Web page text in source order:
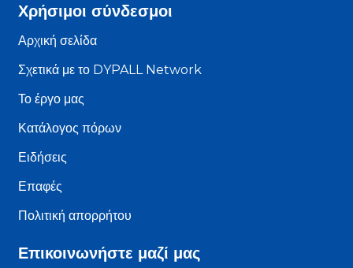
Χρήσιμοι σύνδεσμοι
Αρχική σελίδα
Σχετικά με το DYPALL Network
Το έργο μας
Κατάλογος πόρων
Ειδήσεις
Επαφές
Πολιτική απορρήτου
Επικοινωνήστε μαζί μας